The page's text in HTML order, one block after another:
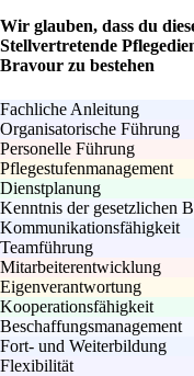
Wir glauben, dass du
Stellvertretende
Bravour zu bestehen
Fachliche Anleitung
Organisatorische Führung
Personelle Führung
Pflegestufenmanagement
Dienstplanung
Kenntnis der gesetzlichen
Kommunikationsfähigkeit
Teamführung
Mitarbeiterentwicklung
Eigenverantwortung
Kooperationsfähigkeit
Beschaffungsmanagement
Fort- und Weiterbildung
Flexibilität